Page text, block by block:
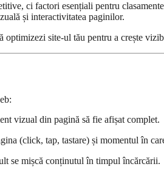
ci factori esențiali pentru
și interactivitatea paginilor.
optimizezi site-ul tău pentru a crește
vizual din pagină să fie afișat complet.
(click, tap, tastare) și momentul în
se mișcă conținutul în timpul încărcării.